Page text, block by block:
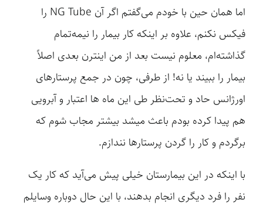
اما همان حین با خودم می‌گفتم اگر آن NG Tube را
فیکس نکنم، علاوه بر اینکه کار بیمار را نیمه‌تمام
گذاشته‌ام، معلوم نیست بعد از من اینترن بعدی اصلاً
بیمار را ببیند یا نه! از طرفی، چون در جمع پرستارهای
اورژانس حاد و تحت‌نظر طی این ماه ها اعتبار و آبرویی
هم پیدا کرده بودم باعث میشد بیشتر مجاب شوم که
برگردم و کار را گردن پرستارها نندازم.
با اینکه در این بیمارستان خیلی پیش می‌آید که کار یک
نفر را فرد دیگری انجام بدهند، با این حال دوباره وسایلم